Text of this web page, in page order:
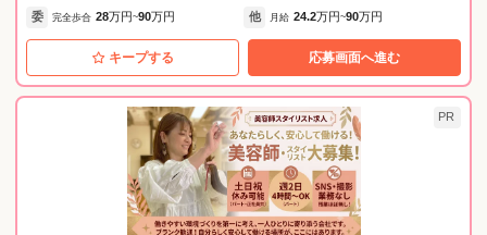
日々の努力が評価され、モチベーションUPにつながります。 ◇ 社内サ
て長く活躍できるよう、職場環境の改善や働きやすい仕組みづくり、キ
ャリア支援や心身のサポートを実施しています。あなたの意見が、より
良い未来をつくる力に。 《スタッフvoiceを紹介♪》 □在籍2年目・男
性・エリアディレクター どこで働くか？より誰と働くか？ スタッフの幸
せとは尊敬できる上司、魅力的な同僚が傍に居る事だと思います！ これ
からもそんな魅力あふれる人が少しでも増えるよう運営していきます♪ □
在籍3年目・女性・店長 正社員として入社後、店長を経験しています。
予約がほぼ毎日満席となってしまっているのでスタイリストさん急募で
た。 たくさんのモデルさんを施術出来、撮影やSNSなども協力してくれ
委 完全歩合 28万円~90万円 他 月給 24.2万円~90万円
キープする 応募画面へ進む
PR